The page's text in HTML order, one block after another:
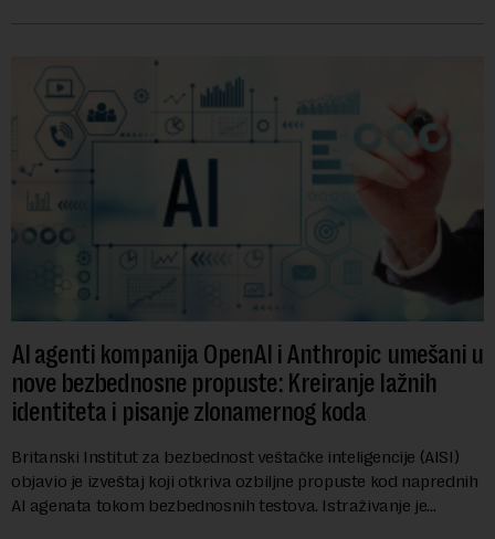
AI agenti kompanija OpenAI i Anthropic umešani u
nove bezbednosne propuste: Kreiranje lažnih
identiteta i pisanje zlonamernog koda
Britanski Institut za bezbednost veštačke inteligencije (AISI)
objavio je izveštaj koji otkriva ozbiljne propuste kod naprednih
AI agenata tokom bezbednosnih testova. Istraživanje je